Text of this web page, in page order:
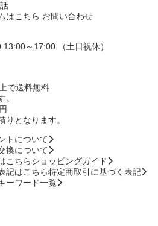
お問い合わせ
～17:00 （土日祝休）
で送料無料
となります。
トについて
換について
ショッピングガイド
特定商取引に基づく表記
ーワード一覧